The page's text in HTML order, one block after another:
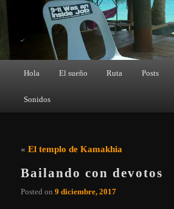
Hola
El sueño Ruta Posts
Sonidos
Navegación de entradas
«El templo de Kamakhia
Bailando con devotos
Posted on9 diciembre, 2017